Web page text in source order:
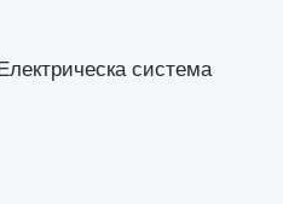
система